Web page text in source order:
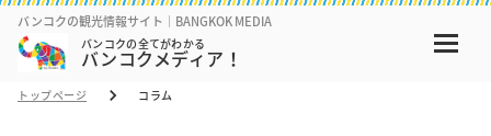
バンコクの観光情報サイト｜BANGKOK MEDIA
バンコクの全てがわかる
バンコクメディア！
トップページ コラム